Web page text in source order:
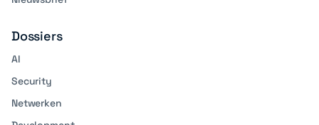
Dossiers
AI
Security
Netwerken